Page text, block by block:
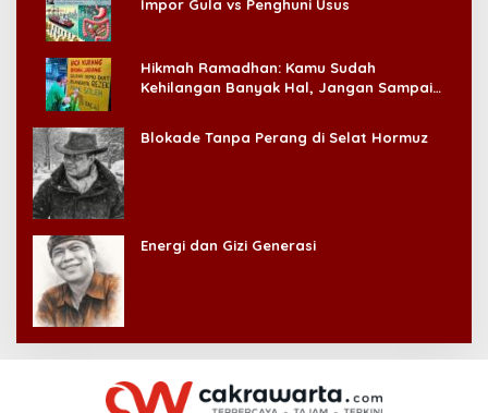
Impor Gula vs Penghuni Usus
Hikmah Ramadhan: Kamu Sudah
Kehilangan Banyak Hal, Jangan Sampai
Blokade Tanpa Perang di Selat Hormuz
Energi dan Gizi Generasi